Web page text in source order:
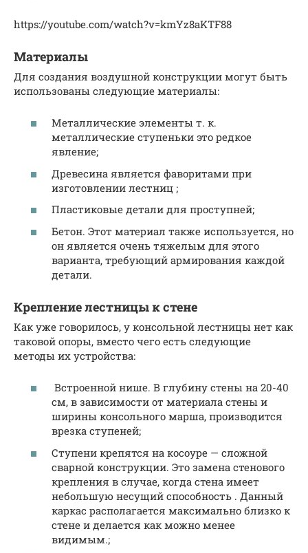
https://youtube.com/watch?v=kmYz8aKTF88
Материалы
Для создания воздушной конструкции могут быть
использованы следующие материалы:
Металлические элементы т. к.
металлические ступеньки это редкое
явление;
Древесина является фаворитами при
изготовлении лестниц ;
Пластиковые детали для проступней;
Бетон. Этот материал также используется, но
он является очень тяжелым для этого
варианта, требующий армирования каждой
детали.
Крепление лестницы к стене
Как уже говорилось, у консольной лестницы нет как
таковой опоры, вместо чего есть следующие
методы их устройства:
Встроенной нише. В глубину стены на 20-40
см, в зависимости от материала стены и
ширины консольного марша, производится
врезка ступеней;
Ступени крепятся на косоуре — сложной
сварной конструкции. Это замена стенового
крепления в случае, когда стена имеет
небольшую несущий способность . Данный
каркас располагается максимально близко к
стене и делается как можно менее
видимым.;